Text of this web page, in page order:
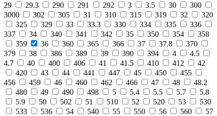
29
29.3 290 291 292 3 3.5 30
300
3000
302 305 31 310 315 319 32
320
325
329 33 33.3 330 334 335
336
337
34 340 341 342 35 350 354
358
359
36 360 365 366 37 37.8
370
379
38 386 389 39 390 394 4
4.5
4.7
40 400 406 41 41.5 410 412
42
420
43 44 441 447 45 450
455
456
459 46 460 462 466 47 48
48.2
480
49 490 498 5 5.4 5.5 5.7
5.8
5.9
50 502 51 510 52 520 53
530
533
536 54 540 55 550 56 560
57